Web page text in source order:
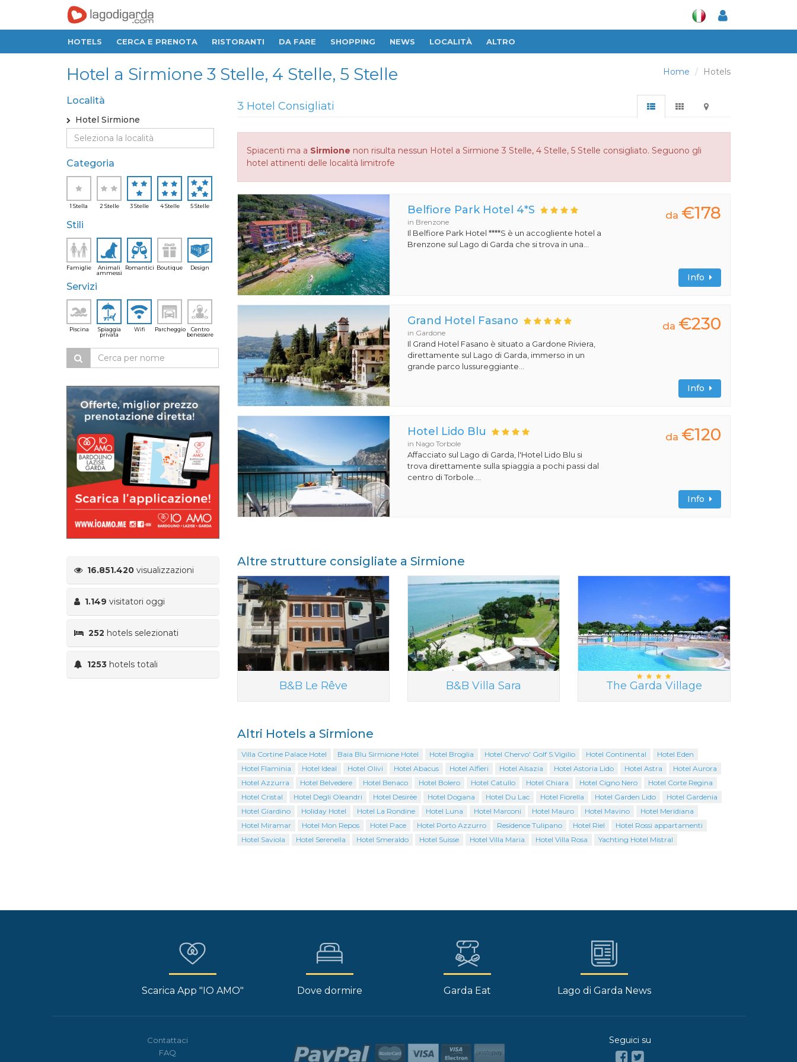
HOTELS CERCA E PRENOTA RISTORANTI DA FARE SHOPPING NEWS LOCALITÀ ALTRO
Home Hotels
Hotel a Sirmione 3 Stelle, 4 Stelle, 5 Stelle
Località
Hotel Sirmione
Categoria
1 Stella 2 Stelle 3 Stelle 4 Stelle 5 Stelle
Stili
Famiglie
Animali
ammessi
Romantici Boutique Design
Servizi
Piscina
Spiaggia
privata
Wifi Parcheggio
Centro
benessere
16.851.420 visualizzazioni
1.149 visitatori oggi
252 hotels selezionati
1253 hotels totali
3 Hotel Consigliati
Spiacenti ma a Sirmione non risulta nessun Hotel a Sirmione 3 Stelle, 4 Stelle, 5 Stelle consigliato. Seguono gli
hotel attinenti delle località limitrofe
Belfiore Park Hotel 4*S
in Brenzone
Il Belfiore Park Hotel ****S è un accogliente hotel a
Brenzone sul Lago di Garda che si trova in una...
da €178
Info
Grand Hotel Fasano
in Gardone
Il Grand Hotel Fasano è situato a Gardone Riviera,
direttamente sul Lago di Garda, immerso in un
grande parco lussureggiante...
da €230
Info
Hotel Lido Blu
in Nago Torbole
Affacciato sul Lago di Garda, l'Hotel Lido Blu si
trova direttamente sulla spiaggia a pochi passi dal
centro di Torbole....
da €120
Info
Altre strutture consigliate a Sirmione
B&B Le Rêve B&B Villa Sara The Garda Village
Altri Hotels a Sirmione
Villa Cortine Palace Hotel Baia Blu Sirmione Hotel Hotel Broglia Hotel Chervo' Golf S.Vigilio Hotel Continental
Hotel Eden
Hotel Flaminia
Hotel Ideal Hotel Olivi Hotel Abacus Hotel Alfieri Hotel Alsazia Hotel Astoria Lido Hotel Astra
Hotel Aurora
Hotel Azzurra
Hotel Belvedere Hotel Benaco Hotel Bolero Hotel Catullo Hotel Chiara Hotel Cigno Nero
Hotel Corte Regina
Hotel Cristal
Hotel Degli Oleandri Hotel Desirèe Hotel Dogana Hotel Du Lac Hotel Fiorella Hotel Garden Lido
Hotel Gardenia
Hotel Giardino
Holiday Hotel Hotel La Rondine Hotel Luna Hotel Marconi Hotel Mauro Hotel Mavino
Hotel Meridiana
Hotel Miramar
Hotel Mon Repos Hotel Pace Hotel Porto Azzurro Residence Tulipano Hotel Riel
Hotel Rossi appartamenti
Hotel Saviola
Hotel Serenella Hotel Smeraldo Hotel Suisse Hotel Villa Maria Hotel Villa Rosa Yachting Hotel Mistral
Scarica App "IO AMO" Dove dormire Garda Eat Lago di Garda News
Contattaci
FAQ
Seguici su